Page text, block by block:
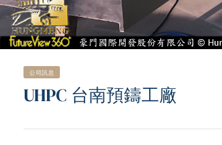
公司訊息
UHPC 台南預鑄工廠